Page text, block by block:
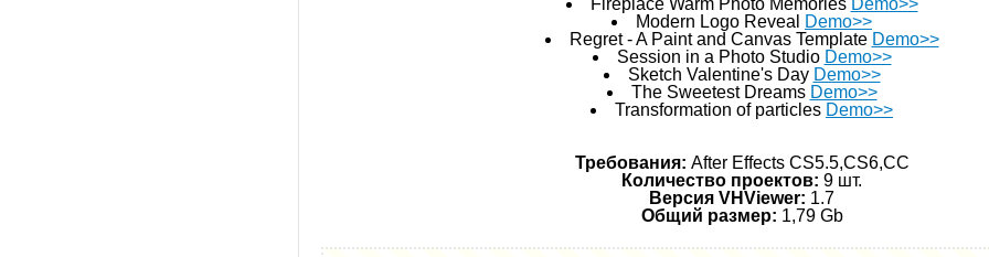
Fireplace Warm Photo Memories Demo>>
Modern Logo Reveal
Demo>>
Regret - A Paint and Canvas Template Demo>>
Session in a Photo Studio Demo>>
Sketch Valentine's Day Demo>>
The Sweetest Dreams Demo>>
Transformation of particles Demo>>
Требования: After Effects CS5.5,CS6,СС
Количество проектов: 9 шт.
Версия VHViewer: 1.7
Общий размер: 1,79 Gb